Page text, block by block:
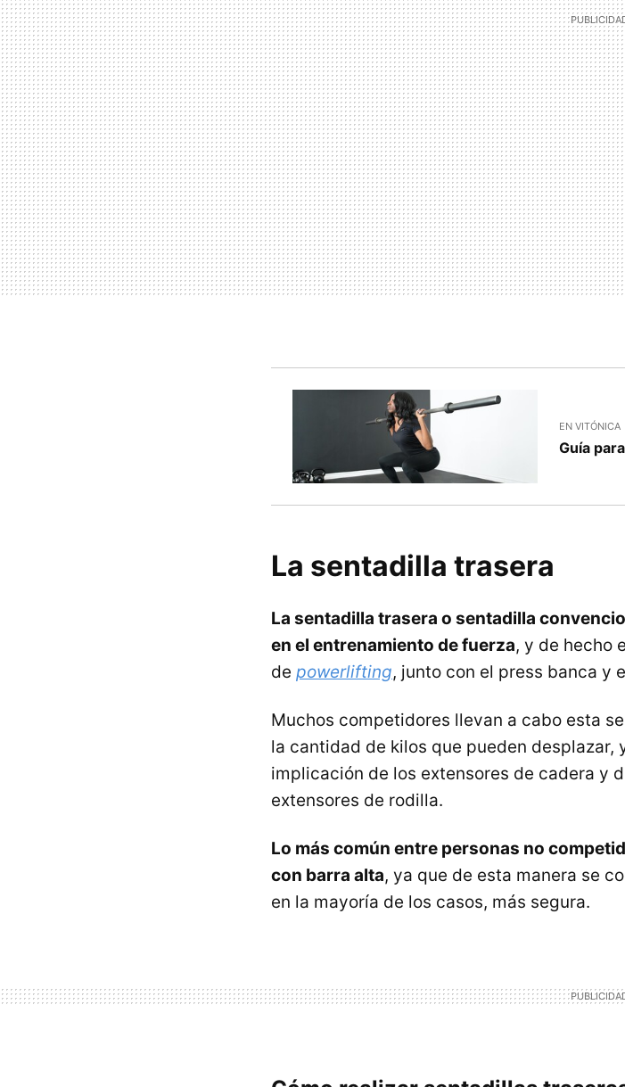
EN VITÓNICA
Guía
La sentadilla trasera
La sentadilla trasera o sentadilla
en el entrenamiento de fuerza, y de hecho
de powerlifting, junto con el press banca y
Muchos competidores llevan a cabo esta
la cantidad de kilos que pueden desplazar,
implicación de los extensores de cadera y
extensores de rodilla.
Lo más común entre personas no
con barra alta, ya que de esta manera se
en la mayoría de los casos, más segura.